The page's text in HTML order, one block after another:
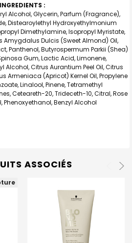
INGREDIENTS :
Alcohol, Glycerin, Parfum (Fragrance),
Distearoylethyl Hydroxyethylmonium
Dimethylamine, Isopropyl Myristate,
Amygdalus Dulcis (Sweet Almond) Oil,
Panthenol, Butyrospermum Parkii (Shea)
Gum, Lactic Acid, Limonene,
Citrus Aurantium Peel Oil, Citrus
Armeniaca (Apricot) Kernel Oil, Propylene
Linalool, Pinene, Tetramethyl
Ceteareth-20, Trideceth-10, Citral, Rose
Phenoxyethanol, Benzyl Alcohol
ASSOCIÉS